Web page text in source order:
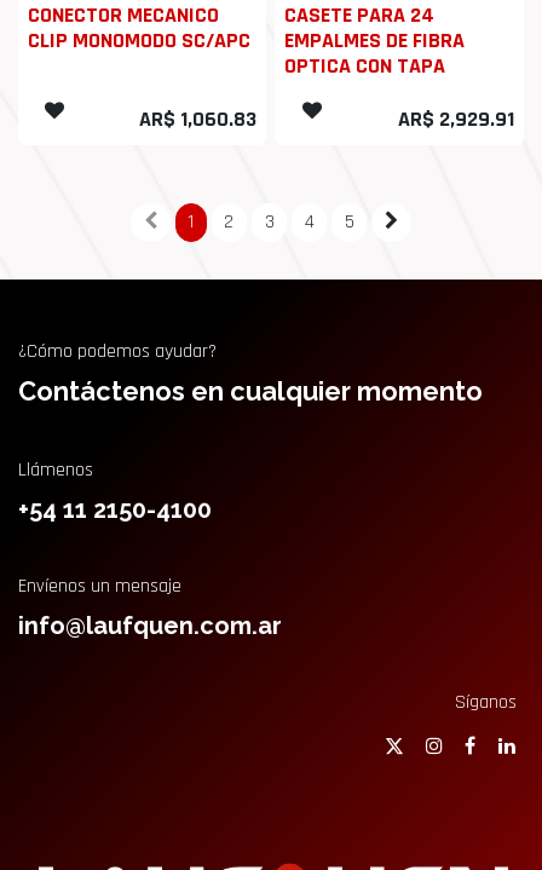
CONECTOR MECANICO
CLIP MONOMODO SC/APC
AR$ 1,060.83
CASETE PARA 24
EMPALMES DE FIBRA
OPTICA CON TAPA
AR$ 2,929.91
1 2 3 4 5
¿Cómo podemos ayudar?
Contáctenos en cualquier momento
Llámenos
+54 11 2150-4100
Envíenos un mensaje
info@laufquen.com.ar
Síganos